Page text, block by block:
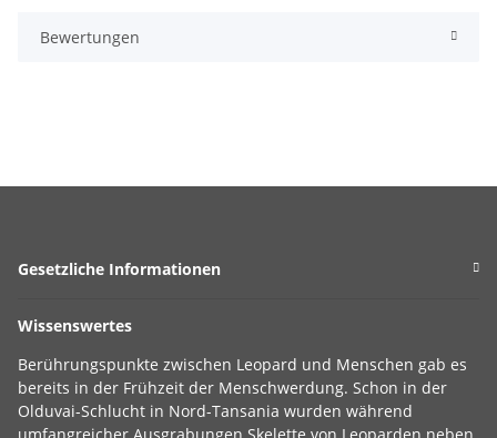
Bewertungen
Gesetzliche Informationen
Wissenswertes
Berührungspunkte zwischen Leopard und Menschen gab es
bereits in der Frühzeit der Menschwerdung. Schon in der
Olduvai-Schlucht in Nord-Tansania wurden während
umfangreicher Ausgrabungen Skelette von Leoparden neben